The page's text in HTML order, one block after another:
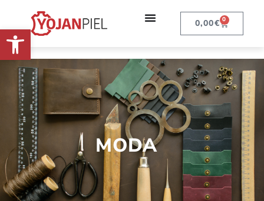
Abrir barra de herramientas 0,00€ 0
MODA